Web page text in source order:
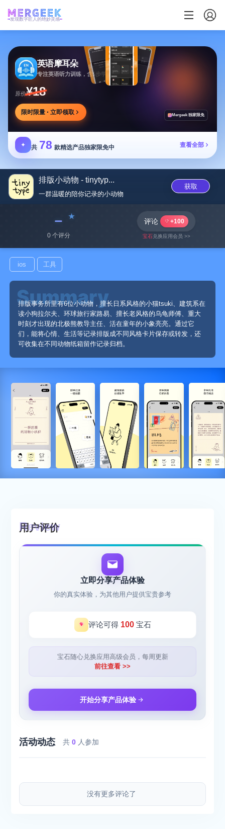
发现数字匠人的绝妙灵感
英语摩耳朵
原价¥18
限时限量 · 立即领取 Mergeek 独家限免
✦ 共 78 款精选产品独家限免中 查看全部
排版小动物 - tinytyp...
一群温暖的陪你记录的小动‪物‬
获取
﹣
0 个评分
评论 +100
宝石兑换应用会员 >>
ios 工具
排版事务所里有6位小动物，擅长日系风格的小猫tsuki、建筑系在
读小狗拉尔夫、环球旅行家路易、擅长老风格的乌龟师傅、重大
时刻才出现的北极熊教导主任、活在童年的小象亮亮。通过它
们，能将心情、生活等记录排版成不同风格卡片保存或转发，还
可收集在不同动物纸箱留作记录归档。
用户评价
立即分享产品体验
你的真实体验，为其他用户提供宝贵参考
评论可得 100宝石
宝石随心兑换应用高级会员，每周更新
前往查看 >>
开始分享产品体验
活动动态 共0 人参加
没有更多评论了